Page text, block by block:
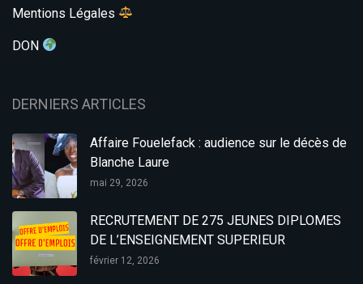
Mentions Légales
DON
DERNIERS ARTICLES
Affaire Fouelefack : audience sur le décès de
Blanche Laure
mai 29, 2026
RECRUTEMENT DE 275 JEUNES DIPLOMES
DE L’ENSEIGNEMENT SUPERIEUR
février 12, 2026